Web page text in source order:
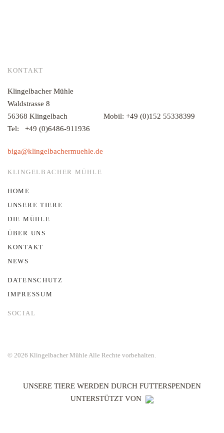
KONTAKT
Klingelbacher Mühle
Waldstrasse 8
56368 Klingelbach Mobil: +49 (0)152 55338399
Tel: +49 (0)6486-911936
biga@klingelbachermuehle.de
KLINGELBACHER MÜHLE
HOME
UNSERE TIERE
DIE MÜHLE
ÜBER UNS
KONTAKT
NEWS
DATENSCHUTZ
IMPRESSUM
SOCIAL
© 2026 Klingelbacher Mühle Alle Rechte vorbehalten.
UNSERE TIERE WERDEN DURCH FUTTERSPENDEN
UNTERSTÜTZT VON